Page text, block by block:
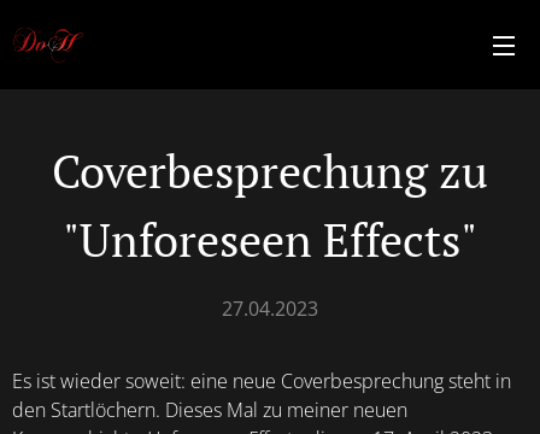
Coverbesprechung zu
"Unforeseen Effects"
27.04.2023
Es ist wieder soweit: eine neue Coverbesprechung steht in
den Startlöchern. Dieses Mal zu meiner neuen